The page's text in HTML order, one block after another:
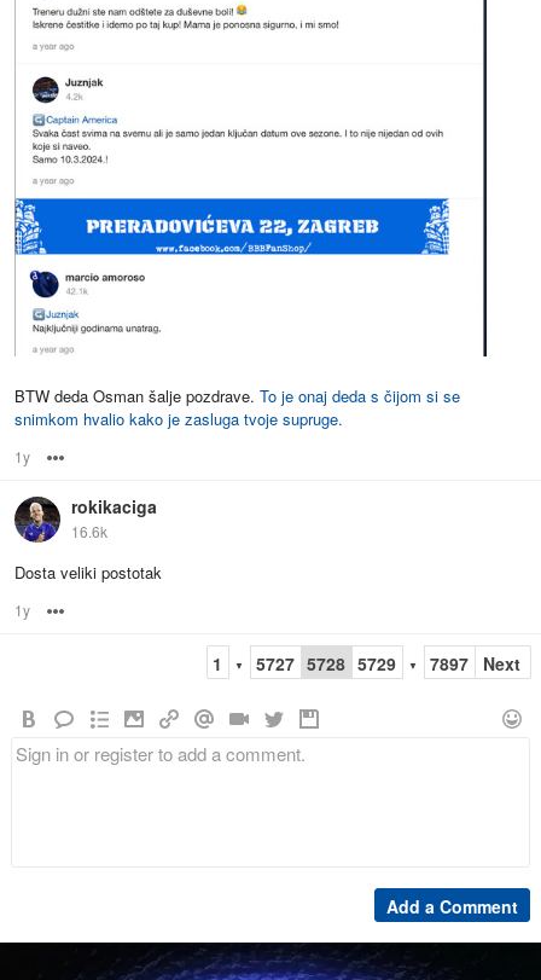
BTW deda Osman šalje pozdrave. To je onaj deda s čijom si se
snimkom hvalio kako je zasluga tvoje supruge.
1y
rokikaciga
16.6k
Dosta veliki postotak
1y
1 ▼ 5727 5728 5729 ▼ 7897 Next
Add a Comment